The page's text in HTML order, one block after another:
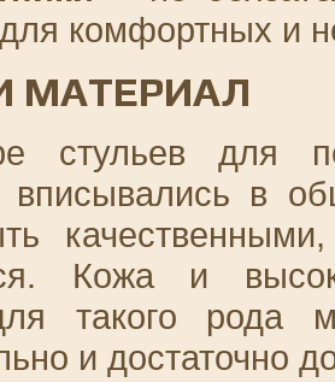
комфортных и
МАТЕРИАЛ
стульев для
вписывались в
Кожа и
такого рода
и достаточно